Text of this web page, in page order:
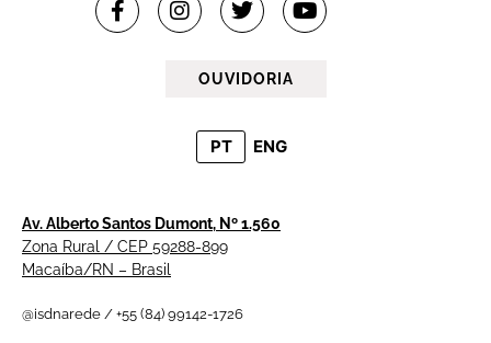
OUVIDORIA
PT ENG
Av. Alberto Santos Dumont, Nº 1.560
Zona Rural / CEP 59288-899
Macaíba/RN – Brasil
@isdnarede / +55 (84) 99142-1726